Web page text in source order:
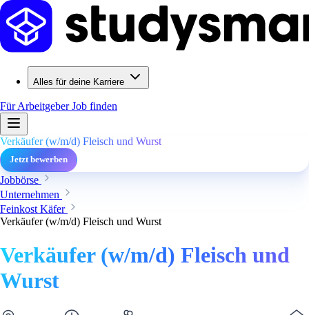
Alles für deine Karriere
Für ArbeitgeberJob finden
Verkäufer (w/m/d) Fleisch und Wurst
Jetzt bewerben
Jobbörse
Unternehmen
Feinkost Käfer
Verkäufer (w/m/d) Fleisch und Wurst
Verkäufer (w/m/d) Fleisch und
Wurst